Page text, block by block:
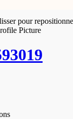
pour